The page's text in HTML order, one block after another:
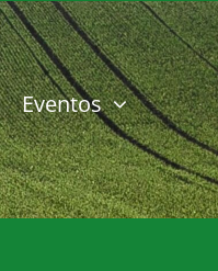
Eventos